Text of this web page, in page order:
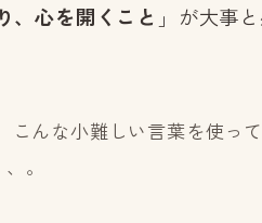
、心を開くこと 」が大事
こんな小難しい言葉を使っ
。